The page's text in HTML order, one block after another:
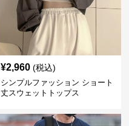
¥2,960 (税込)
シンプルファッション ショート
丈スウェットトップス